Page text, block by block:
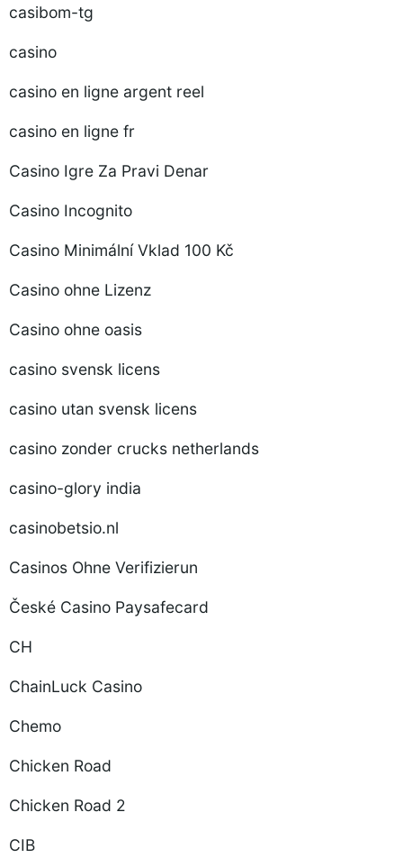
casibom-tg
casino
casino en ligne argent reel
casino en ligne fr
Casino Igre Za Pravi Denar
Casino Incognito
Casino Minimální Vklad 100 Kč
Casino ohne Lizenz
Casino ohne oasis
casino svensk licens
casino utan svensk licens
casino zonder crucks netherlands
casino-glory india
casinobetsio.nl
Casinos Ohne Verifizierun
České Casino Paysafecard
CH
ChainLuck Casino
Chemo
Chicken Road
Chicken Road 2
CIB